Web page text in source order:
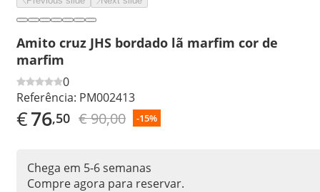
Amito cruz JHS bordado lã marfim cor de
marfim
0
Referência: PM002413
€76,50 € 90,00 -15%
Chega em 5-6 semanas
Compre agora para reservar.